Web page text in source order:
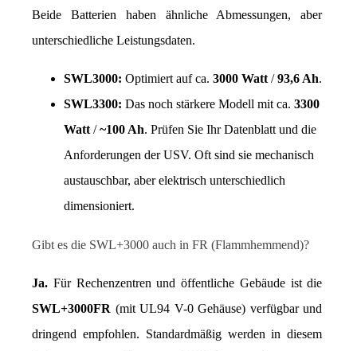
Beide Batterien haben ähnliche Abmessungen, aber
unterschiedliche Leistungsdaten.
SWL3000: Optimiert auf ca. 3000 Watt / 93,6 Ah.
SWL3300: Das noch stärkere Modell mit ca. 3300
Watt / ~100 Ah. Prüfen Sie Ihr Datenblatt und die
Anforderungen der USV. Oft sind sie mechanisch
austauschbar, aber elektrisch unterschiedlich
dimensioniert.
Gibt es die SWL+3000 auch in FR (Flammhemmend)?
Ja.
SWL+3000FR (mit UL94 V-0 Gehäuse) verfügbar und
dringend empfohlen. Standardmäßig werden in diesem